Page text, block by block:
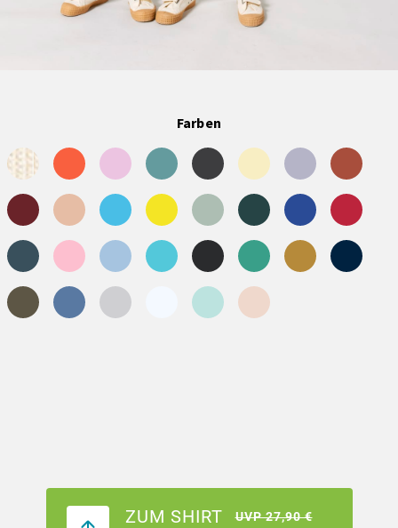
Farben
ZUM SHIRT
UVP 27,90 €